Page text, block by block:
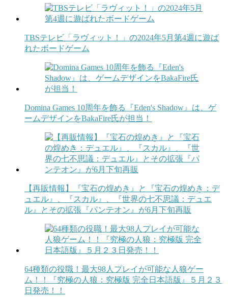
TBSテレビ「ラヴィット！」の2024年5月第4週に遊ば
れたボードゲーム
Domina Games 10周年を飾る『Eden's Shadow』は、ゲ
ームデザインをBakaFire氏が担当！
【再販情報】『宝石の煌めき』と『宝石の煌めき：デ
ュエル』、『スカル』、『世界の七不思議：デュエ
ル』とその拡張『パンテオン』が6月下旬再販
64種類の役職！最大98人プレイが可能な人狼ゲー
ム！！『究極の人狼：究極版 完全日本語版』５月２３
日発売！！